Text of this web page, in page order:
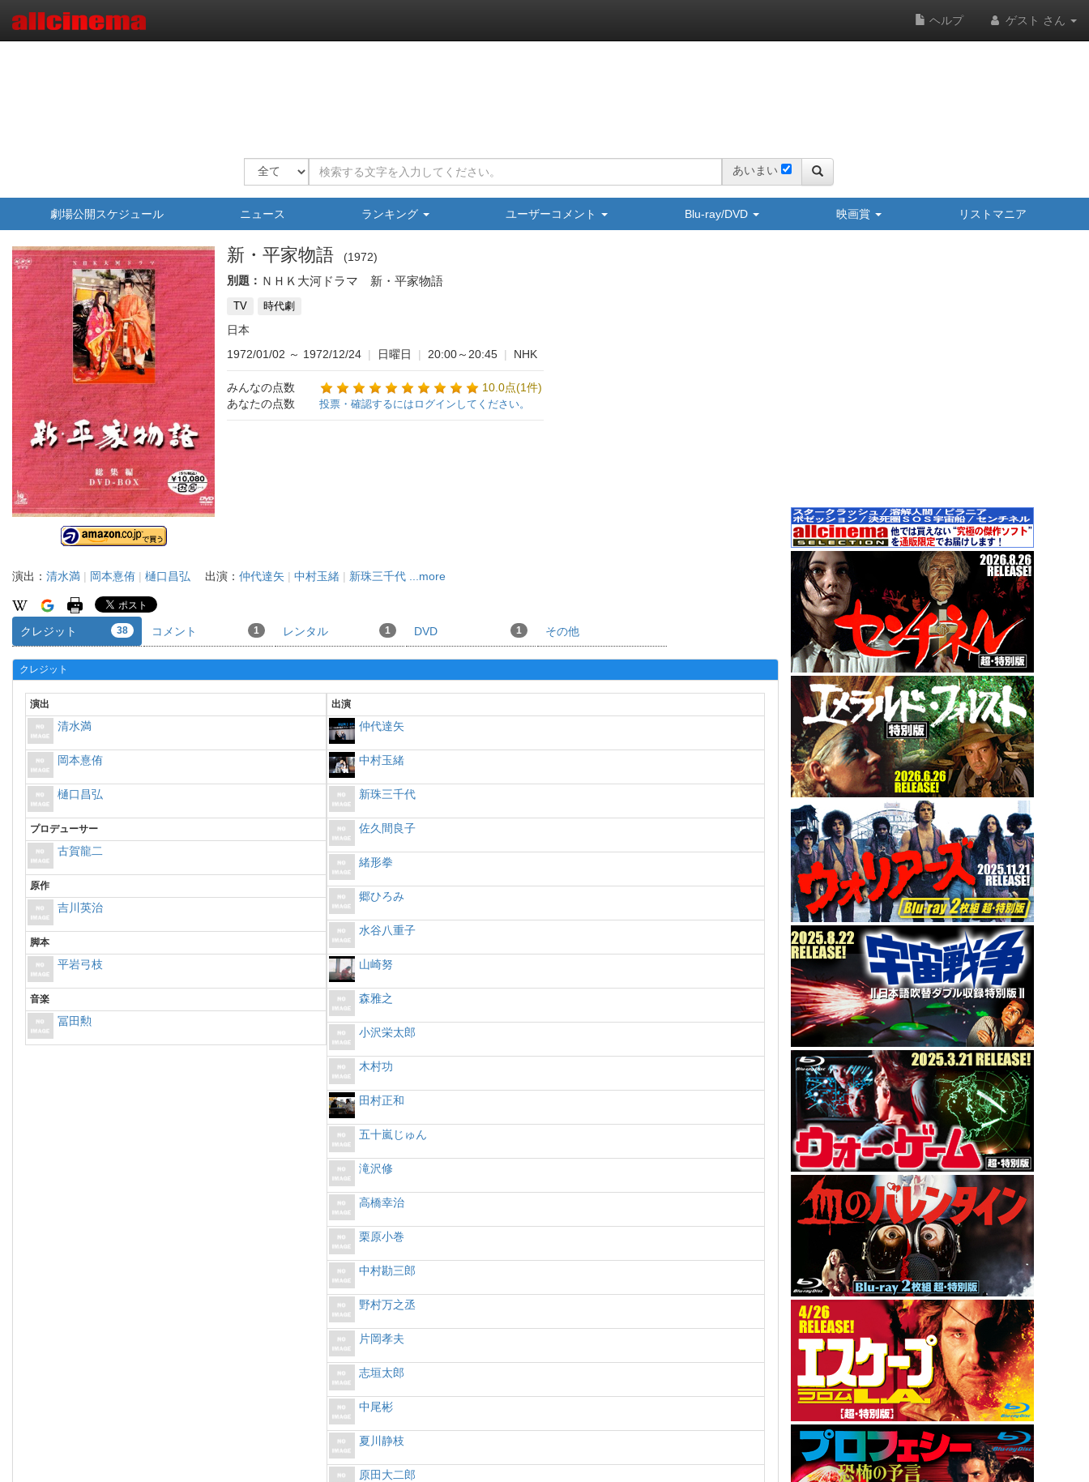
ヘルプ ゲスト さん
あいまい
劇場公開スケジュール ニュース ランキング ユーザーコメント Blu-ray/DVD 映画賞 リストマニア
新・平家物語
1972
別題： ＮＨＫ大河ドラマ 新・平家物語
TV 時代劇
日本
1972/01/02 ～ 1972/12/24 | 日曜日 | 20:00～20:45 | NHK
みんなの点数
10.0点(1件)
あなたの点数
投票・確認するにはログインしてください。
演出： 清水満 | 岡本憙侑 | 樋口昌弘 出演： 仲代達矢 | 中村玉緒 | 新珠三千代 ...more
クレジット 38 コメント 1 レンタル 1 DVD 1 その他
クレジット
演出
清水満
岡本憙侑
樋口昌弘
プロデューサー
古賀龍二
原作
吉川英治
脚本
平岩弓枝
音楽
冨田勲
出演
仲代達矢
中村玉緒
新珠三千代
佐久間良子
緒形拳
郷ひろみ
水谷八重子
山崎努
森雅之
小沢栄太郎
木村功
田村正和
五十嵐じゅん
滝沢修
高橋幸治
栗原小巻
中村勘三郎
野村万之丞
片岡孝夫
志垣太郎
中尾彬
夏川静枝
原田大二郎